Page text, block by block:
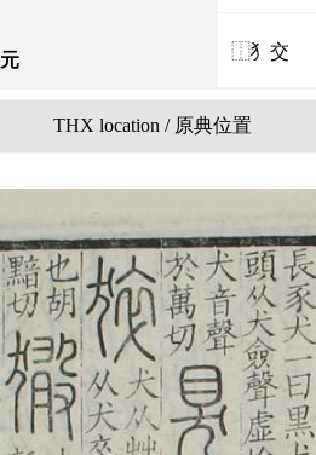
⿰犭交
THX location / 原典位置